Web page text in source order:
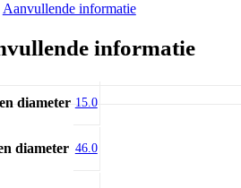
Aanvullende informatie
informatie
diameter 15.0
diameter 46.0